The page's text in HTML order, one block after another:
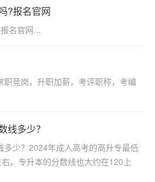
?报名官网
名官网...
职竞岗，升职加薪，考评职称，考编
线多少？
多少？2024年成人高考的高升专最低
。专升本的分数线也大约在120上